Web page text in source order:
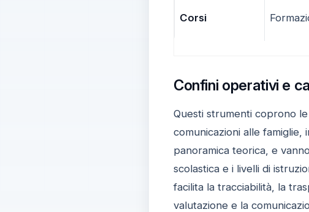
Corsi
Confini operativi e
Questi strumenti coprono
comunicazioni alle
panoramica teorica, e
scolastica e i livelli di
facilita la tracciabilità, la
valutazione e la